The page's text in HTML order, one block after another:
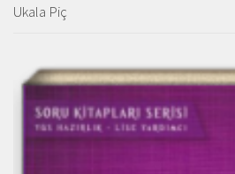
Ukala Piç